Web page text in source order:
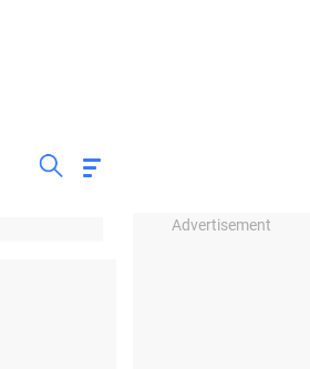
Advertisement